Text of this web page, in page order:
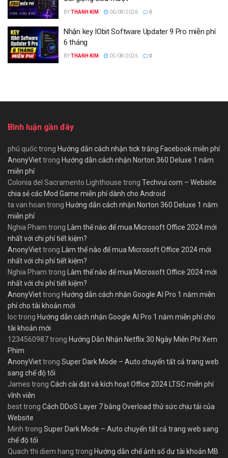
BYTHANH KIM 06/08/2026 0
Nhận key IObit Software Updater 9 Pro miễn phí
6 tháng
BYTHANH KIM 05/08/2026 0
Bình luận gần đây
phú quốctrong Hướng dẫn cách nhận tick trắng Facebook miễn phí
AnonyViettrong Hướng dẫn cách nhận Norton 360 Deluxe 1 năm
miễn phí
Colonia del Sacramento Lighthouse trong Techvui.com – Website
chia sẻ các Mod Game miễn phí dành cho Android
ta van hoan trong Hướng dẫn cách nhận Norton 360 Deluxe 1 năm
miễn phí
Nghia Pham trong Làm thế nào để mua Microsoft Office 2024 mới
nhất với chi phí tiết kiệm?
AnonyViettrong Làm thế nào để mua Microsoft Office 2024 mới
nhất với chi phí tiết kiệm?
Nghia Pham trong Làm thế nào để mua Microsoft Office 2024 mới
nhất với chi phí tiết kiệm?
AnonyViettrong Hướng dẫn cách nhận Google AI Pro 1 năm miễn
phí cho tài khoản mới
loctrong Hướng dẫn cách nhận Google AI Pro 1 năm miễn phí cho
tài khoản mới
1234560987trong Hướng Dẫn Nhận Netflix 30 Ngày Miễn Phí Xem
Phim
AnonyViettrong Super Dark Mode – Auto chuyển tất cả trang web
sang chế độ tối
James trong Cách cài đặt và kích hoạt Office 2024 LTSC miễn phí
vĩnh viễn
besttrong Cách DDoS Layer 7 bằng Overload thử sức chịu tải của
Website
Minh trong Super Dark Mode – Auto chuyển tất cả trang web sang
chế độ tối
Quach thi diem hang trong Hướng dẫn chế ảnh số dư tài khoản MB